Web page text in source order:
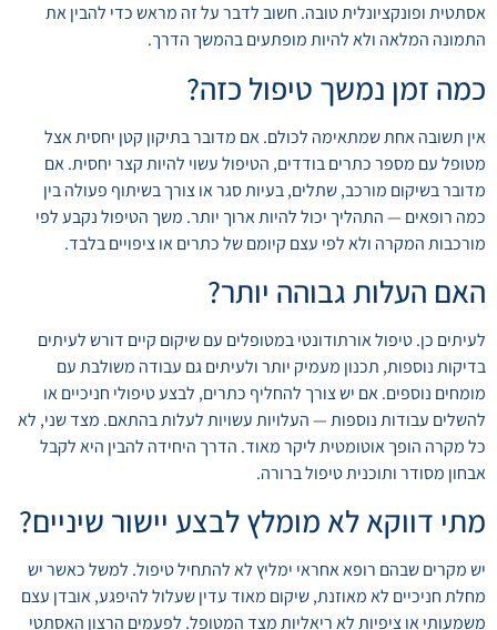
אסתטית ופונקציונלית טובה. חשוב לדבר על זה מראש כדי להבין את
התמונה המלאה ולא להיות מופתעים בהמשך הדרך.
כמה זמן נמשך טיפול כזה?
אין תשובה אחת שמתאימה לכולם. אם מדובר בתיקון קטן יחסית אצל
מטופל עם מספר כתרים בודדים, הטיפול עשוי להיות קצר יחסית. אם
מדובר בשיקום מורכב, שתלים, בעיות סגר או צורך בשיתוף פעולה בין
כמה רופאים — התהליך יכול להיות ארוך יותר. משך הטיפול נקבע לפי
מורכבות המקרה ולא לפי עצם קיומם של כתרים או ציפויים בלבד.
האם העלות גבוהה יותר?
לעיתים כן. טיפול אורתודונטי במטופלים עם שיקום קיים דורש לעיתים
בדיקות נוספות, תכנון מעמיק יותר ולעיתים גם עבודה משולבת עם
מומחים נוספים. אם יש צורך להחליף כתרים, לבצע טיפולי חניכיים או
להשלים עבודות נוספות — העלויות עשויות לעלות בהתאם. מצד שני, לא
כל מקרה הופך אוטומטית ליקר מאוד. הדרך היחידה להבין היא לקבל
אבחון מסודר ותוכנית טיפול ברורה.
מתי דווקא לא מומלץ לבצע יישור שיניים?
יש מקרים שבהם רופא אחראי ימליץ לא להתחיל טיפול. למשל כאשר יש
מחלת חניכיים לא מאוזנת, שיקום מאוד עדין שעלול להיפגע, אובדן עצם
משמעותי או ציפיות לא ריאליות מצד המטופל. לפעמים הרצון האסתטי